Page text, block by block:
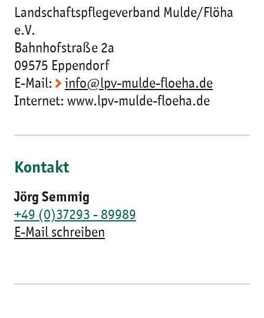
Landschaftspflegeverband Mulde/Flöha
e.V.
Bahnhofstraße 2a
09575 Eppendorf
E-Mail:
info@lpv-mulde-floeha.de
Internet: www.lpv-mulde-floeha.de
Kontakt
Jörg Semmig
+49 (0)37293 - 89989
E-Mail schreiben